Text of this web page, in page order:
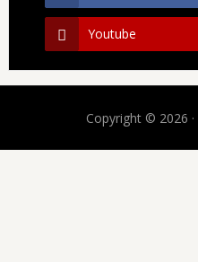
Youtube
Copyright © 2026 ·